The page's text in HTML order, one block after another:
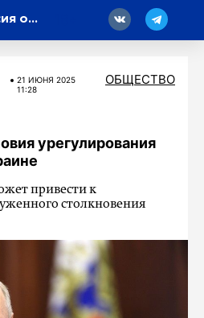
Медведев: Россия ответит «чистой бомбой» на использование против нее «грязной»
21 ИЮНЯ 2025
11:28
ОБЩЕСТВО
урегулирования
привести к
столкновения